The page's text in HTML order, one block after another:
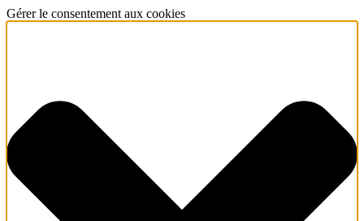
Gérer le consentement aux cookies